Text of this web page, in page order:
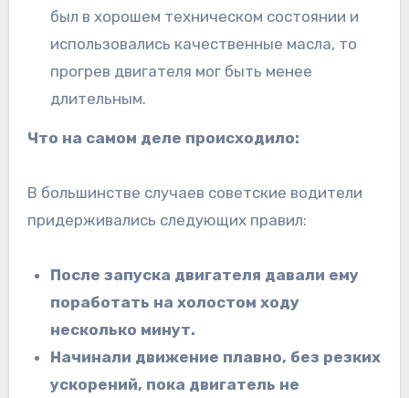
был в хорошем техническом состоянии и
использовались качественные масла, то
прогрев двигателя мог быть менее
длительным.
Что на самом деле происходило:
В большинстве случаев советские водители
придерживались следующих правил:
После запуска двигателя давали ему
поработать на холостом ходу
несколько минут.
Начинали движение плавно, без резких
ускорений, пока двигатель не